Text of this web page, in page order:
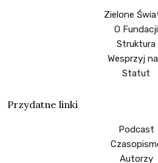
Zielone
O Fundacji
Struktura
Wesprzyj
Statut
Przydatne linki
Podcast
Autorzy